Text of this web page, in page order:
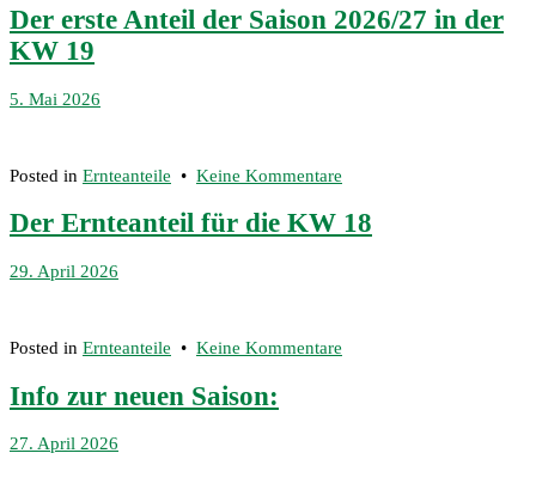
Tomaten
sind
Der erste Anteil der Saison 2026/27 in der
KW 19
5. Mai 2026
Posted in Ernteanteile • Keine Kommentare
erste
Anteil
KW
Der Ernteanteil für die KW 18
29. April 2026
Posted in Ernteanteile • Keine Kommentare
Info zur neuen Saison:
27. April 2026